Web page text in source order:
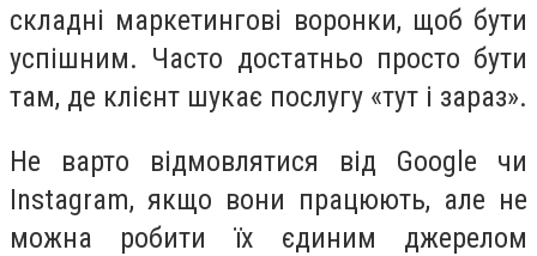
складні маркетингові воронки, щоб бути
успішним. Часто достатньо просто бути
там, де клієнт шукає послугу «тут і зараз».
Не варто відмовлятися від Google чи
Instagram, якщо вони працюють, але не
можна робити їх єдиним джерелом